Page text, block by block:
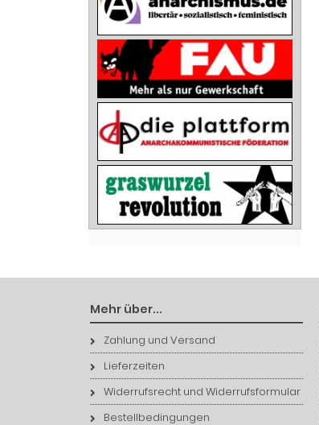
Mehr über...
Zahlung und Versand
Lieferzeiten
Widerrufsrecht und Widerrufsformular
Bestellbedingungen